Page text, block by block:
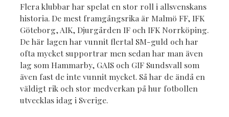
Flera klubbar har spelat en stor roll i allsvenskans
historia. De mest framgångsrika är Malmö FF, IFK
Göteborg, AIK, Djurgården IF och IFK Norrköping.
De här lagen har vunnit flertal SM-guld och har
ofta mycket supportrar men sedan har man även
lag som Hammarby, GAIS och GIF Sundsvall som
även fast de inte vunnit mycket. Så har de ändå en
väldigt rik och stor medverkan på hur fotbollen
utvecklas idag i Sverige.